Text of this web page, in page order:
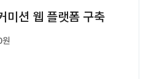
미션 웹 플랫폼 구축